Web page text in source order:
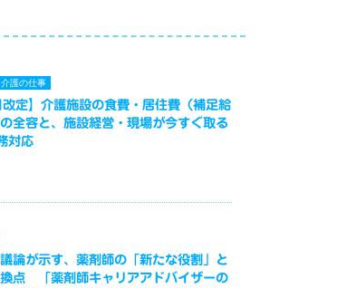
介護の仕事
改定】介護施設の食費・居住費（補足給
全容と、施設経営・現場が今すぐ取る
対応
論が示す、薬剤師の「新たな役割」と
点 「薬剤師キャリアアドバイザーの